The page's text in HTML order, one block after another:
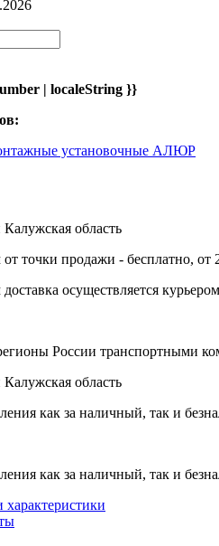
| localeString }}
установочные АЛЮР
область
точки продажи - бесплатно,
осуществляется
России транспортными
область
как за наличный, так и
как за наличный, так и